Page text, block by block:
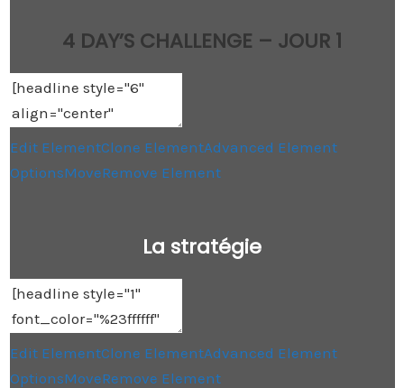
4 DAY’S CHALLENGE – JOUR 1
Edit ElementClone ElementAdvanced Element
OptionsMoveRemove Element
La stratégie
Edit ElementClone ElementAdvanced Element
OptionsMoveRemove Element